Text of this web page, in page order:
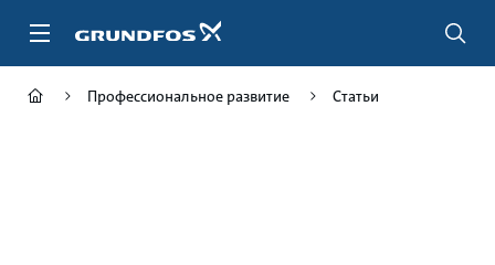
Профессиональное развитие Статьи